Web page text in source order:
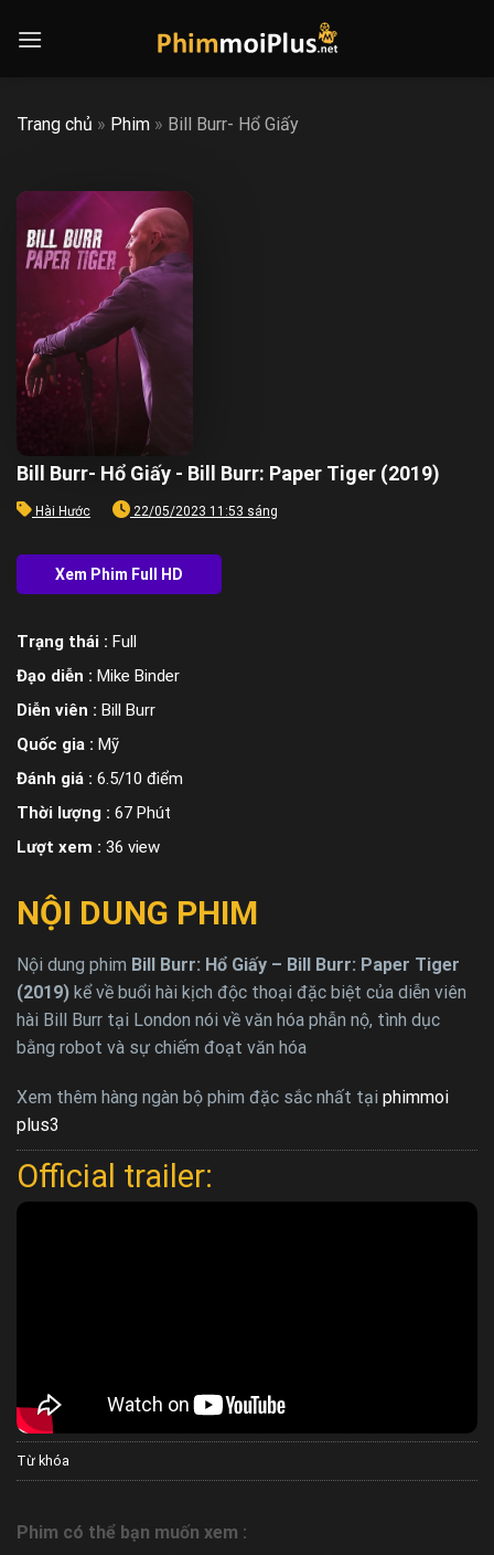
Trang chủ » Phim » Bill Burr- Hổ Giấy
Bill Burr- Hổ Giấy - Bill Burr: Paper Tiger (2019)
Hài Hước 22/05/2023 11:53 sáng
Trạng thái : Full
Đạo diễn : Mike Binder
Diễn viên : Bill Burr
Quốc gia : Mỹ
Đánh giá : 6.5/10 điểm
Thời lượng : 67 Phút
Lượt xem : 36 view
NỘI DUNG PHIM
Nội dung phim Bill Burr: Hổ Giấy – Bill Burr: Paper Tiger
(2019) kể về buổi hài kịch độc thoại đặc biệt của diễn viên
hài Bill Burr tại London nói về văn hóa phẫn nộ, tình dục
bằng robot và sự chiếm đoạt văn hóa
Xem thêm hàng ngàn bộ phim đặc sắc nhất tại phimmoi
plus3
Official trailer:
Từ khóa
Phim có thể bạn muốn xem :